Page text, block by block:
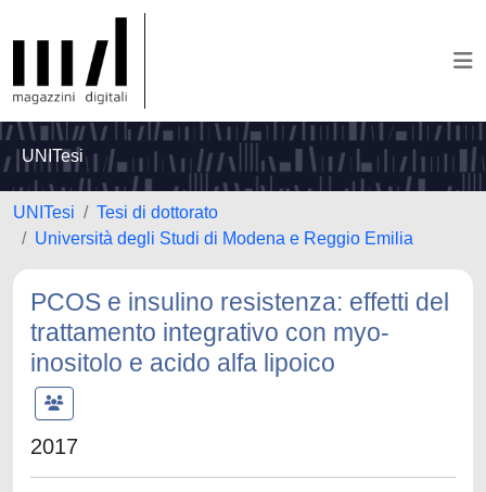
UNITesi
UNITesi
Tesi di dottorato
Università degli Studi di Modena e Reggio Emilia
PCOS e insulino resistenza: effetti del
trattamento integrativo con myo-
inositolo e acido alfa lipoico
2017